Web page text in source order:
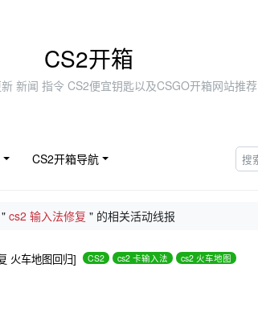
CS2开箱
新闻 指令 CS2便宜钥匙以及CSGO开箱网站推荐
CS2开箱导航
" cs2 输入法修复 " 的相关活动线报
火车地图回归] CS2 cs2 卡输入法
cs2 火车地图